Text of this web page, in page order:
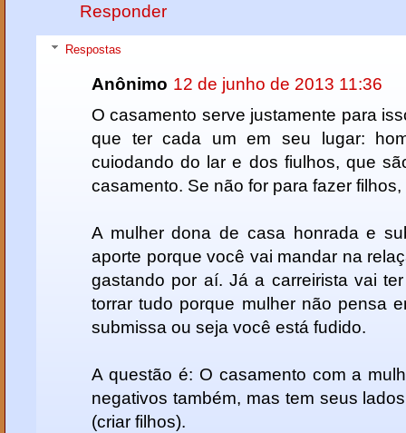
Responder
Respostas
Anônimo 12 de junho de 2013 11:36
O casamento serve justamente para
que ter cada um em seu lugar:
cuiodando do lar e dos fiulhos, que
casamento. Se não for para fazer
A mulher dona de casa honrada e
aporte porque você vai mandar na
gastando por aí. Já a carreirista vai
torrar tudo porque mulher não pensa
submissa ou seja você está fudido.
A questão é: O casamento com a
negativos também, mas tem seus
(criar filhos).